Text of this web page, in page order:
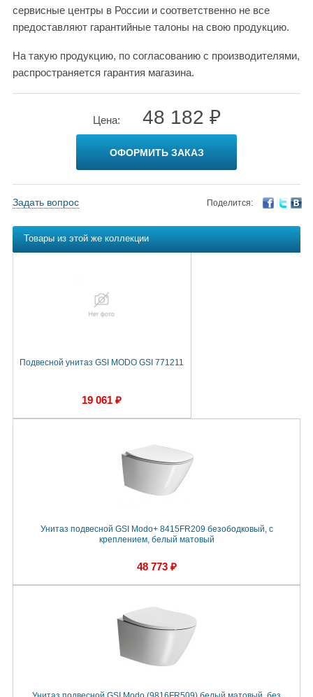
сервисные центры в России и соответственно не все
предоставляют гарантийные талоны на свою продукцию.
На такую продукцию, по согласованию с производителями,
распространяется гарантия магазина.
Цена: 48 182 ₽
ОФОРМИТЬ ЗАКАЗ
Задать вопрос Поделится:
Товары из этой же коллекции
Подвесной унитаз GSI MODO GSI 771211
19 061 ₽
Унитаз подвесной GSI Modo+ 8415FR209 безободковый, с
креплением, белый матовый
48 773 ₽